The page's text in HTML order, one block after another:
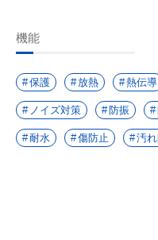
機能
保護 放熱 熱伝導
ノイズ対策 防振
耐水 傷防止 汚